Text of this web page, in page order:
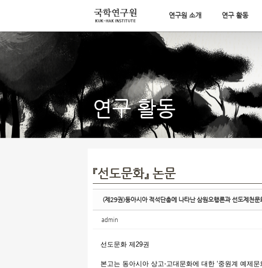
메뉴 건너뛰기
연구원 소개 연구 활동
연구 활동
『선도문화』 논문
(제29권)동아시아 적석단총에 나타난 삼원오행론과 선도제천문
admin
선도문화 제29권
본고는 동아시아 상고⋅고대문화에 대한 ‘중원계 예제
Sketchbook5, 스케치북5
Sketchbook5, 스케치북5